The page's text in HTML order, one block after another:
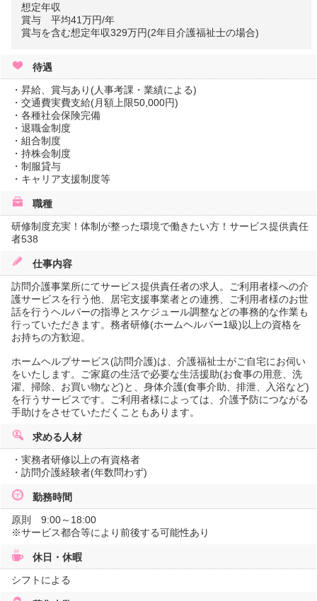
想定年収
賞与 平均41万円/年
賞与を含む想定年収329万円(2年目介護福祉士の場合)
待遇
・昇給、賞与あり(人事考課・業績による)
・交通費実費支給(月額上限50,000円)
・各種社会保険完備
・退職金制度
・組合制度
・持株会制度
・制服貸与
・キャリア支援制度等
職種
研修制度充実！体制が整った環境で働きたい方！サービス提供責任
者538
仕事内容
訪問介護事業所にてサービス提供責任者の求人。ご利用者様への介
護サービスを行う他、居宅支援事業者との連携、ご利用者様のお世
話を行うヘルパーの指導とスケジュール調整などの事務的な作業も
行っていただきます。務者研修(ホームヘルパー1級)以上の資格を
お持ちの方歓迎。
ホームヘルプサービス(訪問介護)は、介護福祉士がご自宅にお伺い
をいたします。ご家庭の生活で必要な生活援助(お食事の用意、洗
濯、掃除、お買い物など)と、身体介護(食事介助、排泄、入浴など)
を行うサービスです。ご利用者様によっては、介護予防につながる
手助けをさせていただくこともあります。
求める人材
・実務者研修以上の有資格者
・訪問介護経験者(年数問わず)
勤務時間
原則 9:00～18:00
※サービス都合等により前後する可能性あり
休日・休暇
シフトによる